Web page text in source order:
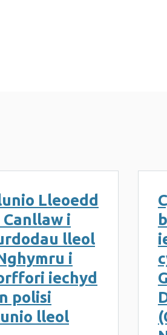
Iechyd mewn Cynlluniau
Lleoedd
Canllaw i
lleol
i
iechyd
polisi
lleol